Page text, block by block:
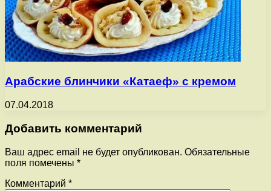
Арабские блинчики «Катаеф» с кремом
07.04.2018
Добавить комментарий
Ваш адрес email не будет опубликован. Обязательные
поля помечены *
Комментарий *